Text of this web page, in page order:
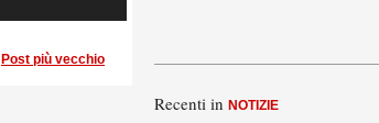
Post più vecchio
Recenti in NOTIZIE